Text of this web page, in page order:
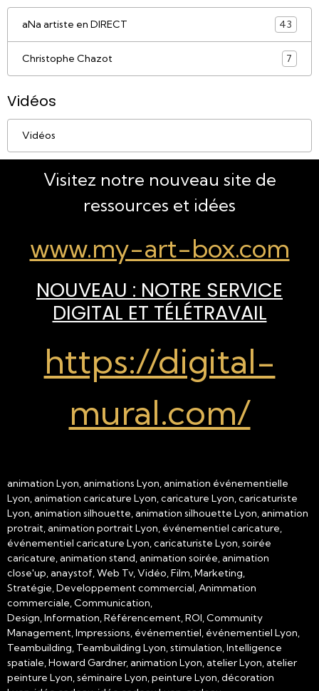
aNa artiste en DIRECT 43
Christophe Chazot 7
Vidéos
Vidéos
Visitez notre nouveau site de
ressources et idées
www.my-art-box.com
NOUVEAU : NOTRE SERVICE
DIGITAL ET TÉLÉTRAVAIL
https://digital-
mural.com/
animation Lyon, animations Lyon, animation événementielle
Lyon, animation caricature Lyon, caricature Lyon, caricaturiste
Lyon, animation silhouette, animation silhouette Lyon, animation
protrait, animation portrait Lyon, événementiel caricature,
événementiel caricature Lyon, caricaturiste Lyon, soirée
caricature, animation stand, animation soirée, animation
close'up, anaystof, Web Tv, Vidéo, Film, Marketing,
Stratégie, Developpement commercial, Animmation
commerciale, Communication,
Design, Information, Référencement, ROI, Community
Management, Impressions, événementiel, événementiel Lyon,
Teambuilding, Teambuilding Lyon, stimulation, Intelligence
spatiale, Howard Gardner, animation Lyon, atelier Lyon, atelier
peinture Lyon, séminaire Lyon, peinture Lyon, décoration